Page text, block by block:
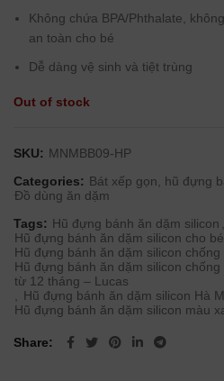
Không chứa BPA/Phthalate,
an toàn cho bé
Dễ dàng vệ sinh và tiệt trùng
Out of stock
SKU: MNMBB09-HP
Categories: Bát xếp gọn, hũ đựng
Đồ dùng ăn dặm
Tags: Hũ đựng bánh ăn dặm silicon ,
Hũ đựng bánh ăn dặm silicon cho bé
Hũ đựng bánh ăn dặm silicon chống
Hũ đựng bánh ăn dặm silicon
từ 12 tháng – Lucas
, Hũ đựng bánh ăn dặm silicon Hà
Hũ đựng bánh ăn dặm silicon màu
Share